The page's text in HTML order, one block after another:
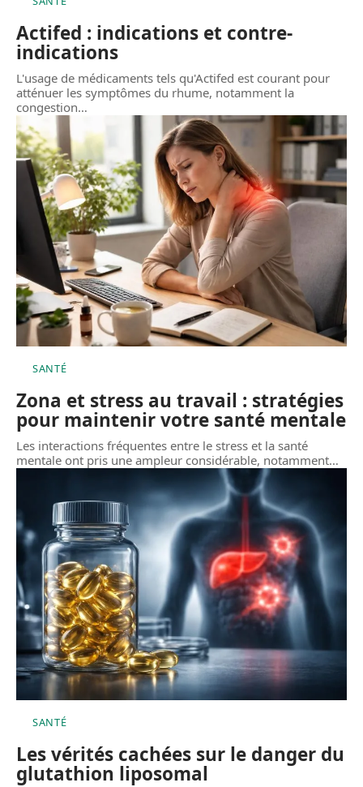
Actifed : indications et contre-
indications
L'usage de médicaments tels qu'Actifed est courant pour
atténuer les symptômes du rhume, notamment la
congestion…
SANTÉ
Zona et stress au travail : stratégies
pour maintenir votre santé mentale
Les interactions fréquentes entre le stress et la santé
mentale ont pris une ampleur considérable, notamment…
SANTÉ
Les vérités cachées sur le danger du
glutathion liposomal